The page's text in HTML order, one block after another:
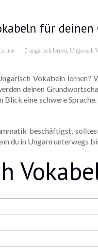
für
ungarisch lernen,Ungarisch
Vokabeln
deinen
Blick eine schwere
beschäftigst,
du in Ungarn unterwegs